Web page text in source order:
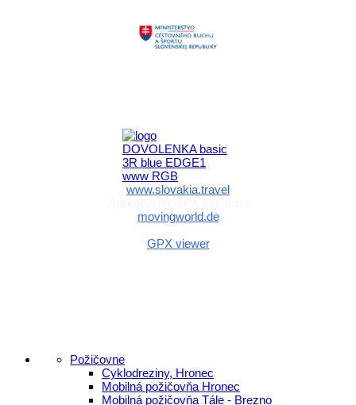
www.slovakia.travel
movingworld.de
GPX viewer
Požičovne
Cyklodreziny, Hronec
Mobilná požičovňa Hronec
Mobilná požičovňa Tále - Brezno